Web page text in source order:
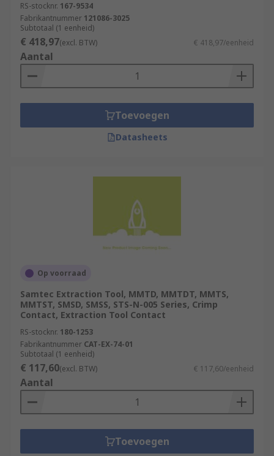
RS-stocknr. 167-9534
Fabrikantnummer 121086-3025
Subtotaal (1 eenheid)
€ 418,97(excl. BTW) € 418,97/eenheid
Aantal
Toevoegen
Datasheets
Op voorraad
Samtec Extraction Tool, MMTD, MMTDT, MMTS,
MMTST, SMSD, SMSS, STS-N-005 Series, Crimp
Contact, Extraction Tool Contact
RS-stocknr. 180-1253
Fabrikantnummer CAT-EX-74-01
Subtotaal (1 eenheid)
€ 117,60(excl. BTW) € 117,60/eenheid
Aantal
Toevoegen